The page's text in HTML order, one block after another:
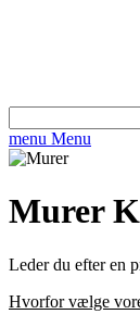
efter:
menu Menu
Murer
Leder du efter en
Hvorfor vælge